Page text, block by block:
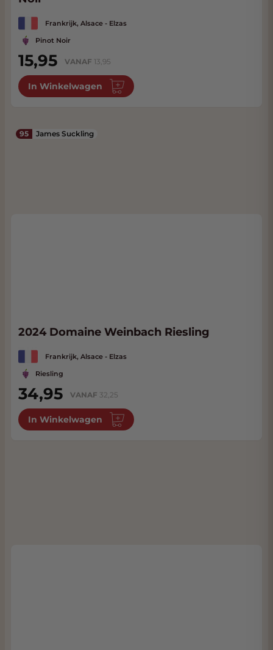
Frankrijk, Alsace - Elzas
Pinot Noir
15,95 VANAF 13,95
In Winkelwagen
95 James Suckling
2024 Domaine Weinbach Riesling
Frankrijk, Alsace - Elzas
Riesling
34,95 VANAF 32,25
In Winkelwagen